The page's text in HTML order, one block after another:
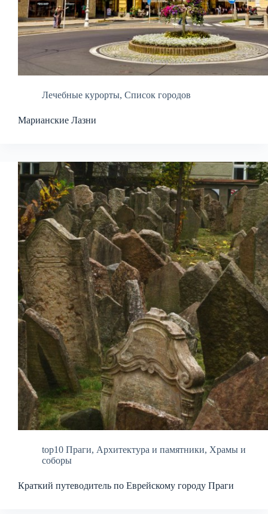
Лечебные курорты, Список городов
Марианские Лазни
top10 Праги, Архитектура и памятники, Храмы и
соборы
Краткий путеводитель по Еврейскому городу Праги